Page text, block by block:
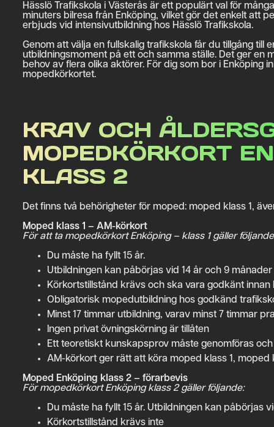
Hässlö Trafikskola i Västerås är ett populärt val för
minuters bilresa från Enköping, vilket gör det enkelt att
erbjuds vid intensivutbildning hos Hässlö Trafikskola.
Genom att välja en fullskalig trafikskola får du tillgång till
utbildningsmoment på ett och samma ställe. Det ger
behov av flera olika aktörer. För dig som bor i Enköping
mopedkörkortet.
KRAV OCH
MOPEDKÖRKORT
KLASS 2
Det finns två behörigheter för moped: moped klass 1,
Moped klass 1 – AM-körkort
För att ta mopedkörkort Enköping – klass 1 gäller
Du måste ha fyllt 15 år.
Utbildningen kan påbörjas vid 14 år och 9 månader
Körkortstillstånd krävs och ska vara godkänt innan
Obligatorisk mopedutbildning hos godkänd
Minst 17 timmar utbildning, varav minst 7 timmar
Ingen privat övningskörning är tillåten
Ett teoretiskt kunskapsprov måste genomföras
AM-körkort ger rätt att köra moped klass 1,
Moped Enköping klass 2 – förarbevis
För mopedkörkort Enköping klass 2 gäller följande:
Du måste ha fyllt 15 år. Utbildningen kan påbörjas
Körkortstillstånd krävs inte